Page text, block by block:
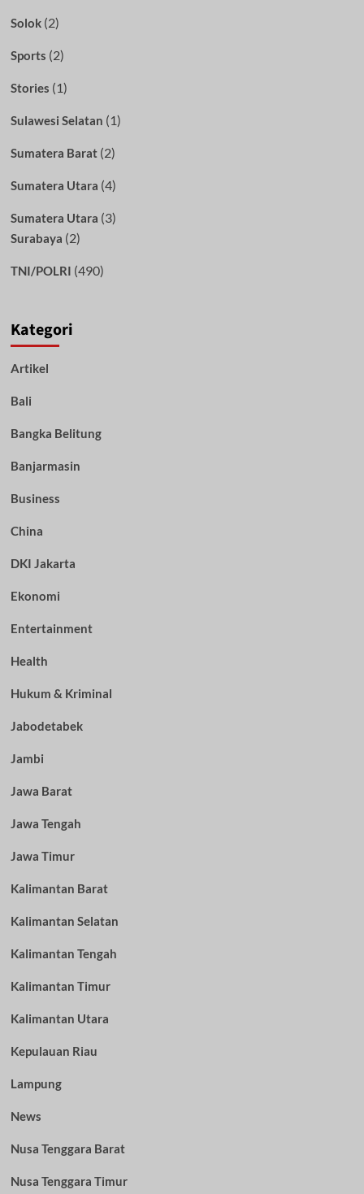
Solok(2)
Sports (2)
Stories (1)
Sulawesi Selatan (1)
Sumatera Barat(2)
Sumatera Utara (4)
Sumatera Utara (3)
Surabaya (2)
TNI/POLRI (490)
Kategori
Artikel
Bali
Bangka Belitung
Banjarmasin
Business
China
DKI Jakarta
Ekonomi
Entertainment
Health
Hukum & Kriminal
Jabodetabek
Jambi
Jawa Barat
Jawa Tengah
Jawa Timur
Kalimantan Barat
Kalimantan Selatan
Kalimantan Tengah
Kalimantan Timur
Kalimantan Utara
Kepulauan Riau
Lampung
News
Nusa Tenggara Barat
Nusa Tenggara Timur